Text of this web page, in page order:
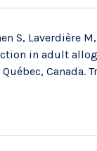
S, Laverdière
in adult
Canada.